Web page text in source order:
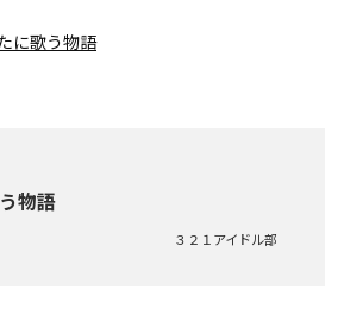
に歌う物語
物語
３２１アイドル部